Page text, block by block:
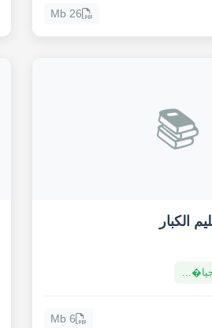
26 Mb
📚
الكبار
6 Mb